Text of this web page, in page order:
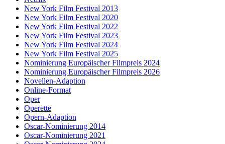
New York Film Festival 2013
New York Film Festival 2020
New York Film Festival 2022
New York Film Festival 2023
New York Film Festival 2024
New York Film Festival 2025
Nominierung Europäischer Filmpreis 2024
Nominierung Europäischer Filmpreis 2026
Novellen-Adaption
Online-Format
Oper
Operette
Opern-Adaption
Oscar-Nominierung 2014
Oscar-Nominierung 2021